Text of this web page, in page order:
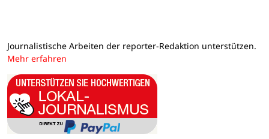
Journalistische Arbeiten der reporter-Redaktion unterstützen.
Mehr erfahren